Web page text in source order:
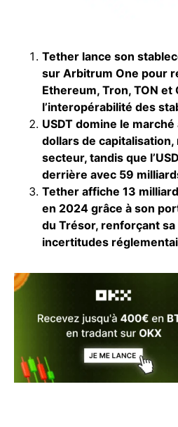
Tether lance son
sur Arbitrum One pour
Ethereum, Tron, TON
l’interopérabilité des
USDT domine le
dollars de
secteur, tandis que
derrière avec 59
Tether affiche 13
en 2024 grâce à son
du Trésor, renforçant
incertitudes